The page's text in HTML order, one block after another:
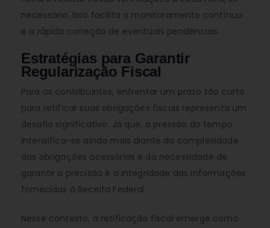
necessário. Isso facilita o monitoramento contínuo
e a rápida correção de eventuais pendências.
Estratégias para Garantir
Regularização Fiscal
Para os contribuintes, enfrentar um prazo tão curto
para retificar suas obrigações fiscais representa um
desafio significativo. Já que, a pressão do tempo
intensifica-se ainda mais diante da complexidade
das obrigações acessórias e da necessidade de
garantir a precisão e a integridade das informações
fornecidas à Receita Federal.
Nesse contexto, a retificação fiscal emerge como